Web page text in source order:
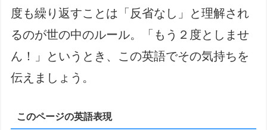
度も繰り返すことは「反省なし」と理解され
るのが世の中のルール。「もう２度としませ
ん！」というとき、この英語でその気持ちを
伝えましょう。
このページの英語表現